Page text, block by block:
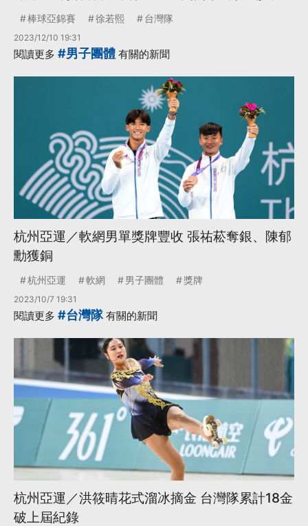
棒球亞錦賽 徐若熙 台灣隊
2023/12/10 19:31
閱讀更多 #男子團體 有關的新聞
杭州亞運／軟網男單獎牌豐收 張祐菘奪銀、陳郁
勳獲銅
杭州亞運 軟網 男子團體 獎牌
2023/10/7 19:31
閱讀更多 #台灣隊有關的新聞
杭州亞運／洪筱晴花式溜冰摘金 台灣隊累計18金
破上屆紀錄